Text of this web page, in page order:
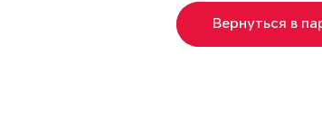
Вернуться в